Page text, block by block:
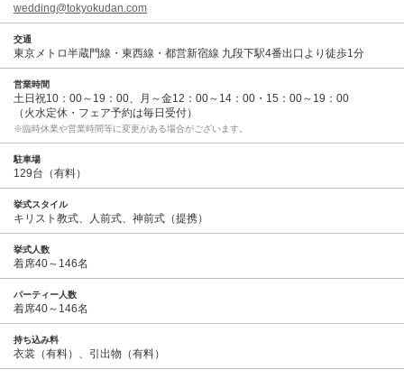
wedding@tokyokudan.com
交通
東京メトロ半蔵門線・東西線・都営新宿線 九段下駅4番出口より徒歩1分
営業時間
土日祝10：00～19：00、月～金12：00～14：00・15：00～19：00
（火水定休・フェア予約は毎日受付）
※臨時休業や営業時間等に変更がある場合がございます。
駐車場
129台（有料）
挙式スタイル
キリスト教式、人前式、神前式（提携）
挙式人数
着席40～146名
パーティー人数
着席40～146名
持ち込み料
衣裳（有料）、引出物（有料）